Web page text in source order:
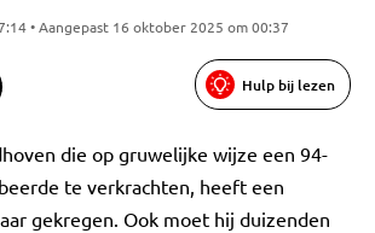
• Aangepast 16 oktober 2025 om 00:37
Hulp bij lezen
die op gruwelijke wijze een 94-
te verkrachten, heeft een
gekregen. Ook moet hij duizenden